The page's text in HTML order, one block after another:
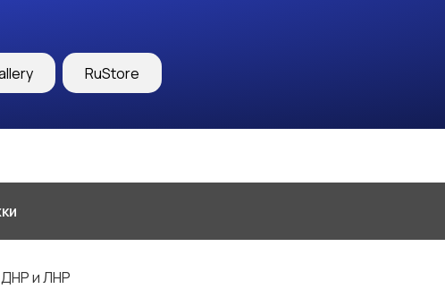
RuStore
и ЛНР